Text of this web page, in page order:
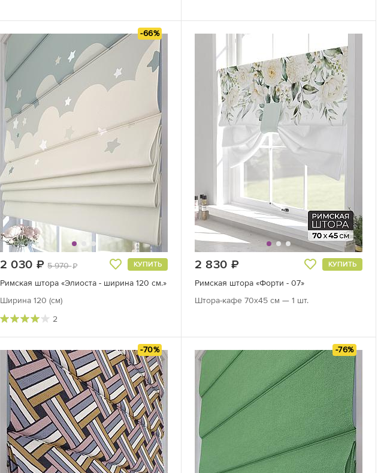
-66%
2 030 руб.
5 970 КУПИТЬ
Римская штора «Элиоста - ширина 120 см.»
Ширина 120 (см)
2
2 830 КУПИТЬ
Римская штора «Форти - 07»
Штора-кафе 70х45 см — 1 шт.
-70% -76%